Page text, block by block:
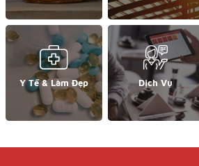
Y Tế & Làm Đẹp Dịch Vụ